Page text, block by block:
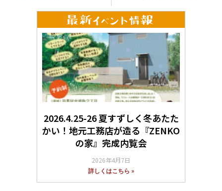
2026.4.25-26 夏すずしく冬あたた
かい！地元工務店が造る『ZENKO
の家』完成内覧会
2026年4月7日
詳しくはこちら »